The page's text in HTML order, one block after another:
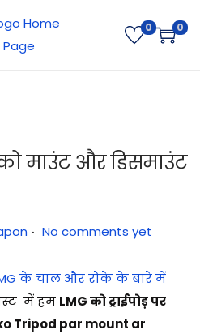
0 0
माउंट और डिसमाउंट
in . No comments yet
के चाल और रोके के बारे में
में हम LMG को ट्राईपोड़ पर
Tripod par mount ar